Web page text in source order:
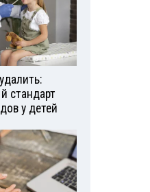
стандарт
у детей